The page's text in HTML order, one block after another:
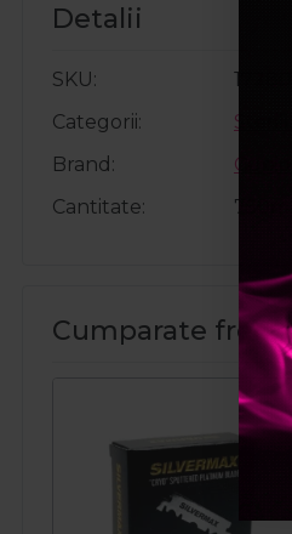
Detalii
SKU
17280
Categorii
Brand
Cupio
Cantitate
750ml
Cumparate